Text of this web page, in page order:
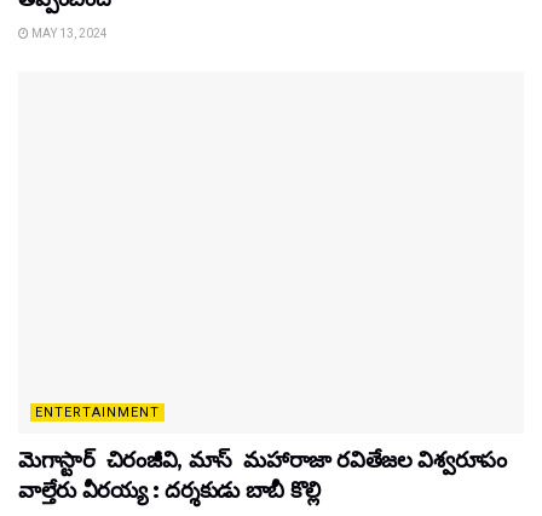
MAY 13, 2024
ENTERTAINMENT
మెగాస్టార్ చిరంజీవి, మాస్ మహారాజా రవితేజల విశ్వరూపం
వాల్తేరు వీరయ్య : దర్శకుడు బాబీ కొల్లి